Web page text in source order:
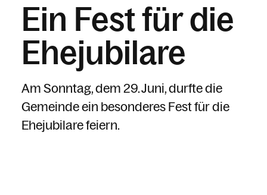
Personen
Kontakt
Ein Fest für die
Ehejubilare
Am Sonntag, dem 29. Juni, durfte die
Gemeinde ein besonderes Fest für die
Ehejubilare feiern.